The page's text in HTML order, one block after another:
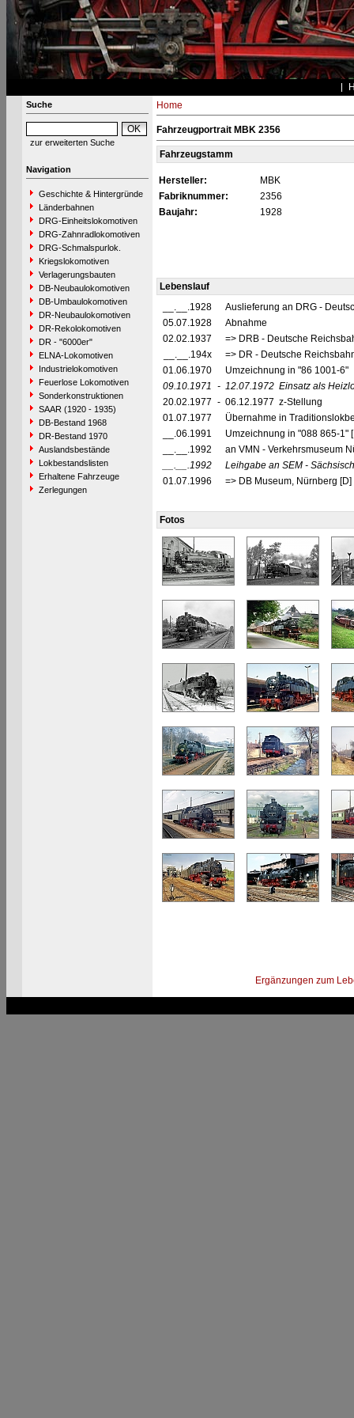
Suche
zur erweiterten Suche
Navigation
Geschichte & Hintergründe
Länderbahnen
DRG-Einheitslokomotiven
DRG-Zahnradlokomotiven
DRG-Schmalspurlok.
Kriegslokomotiven
Verlagerungsbauten
DB-Neubaulokomotiven
DB-Umbaulokomotiven
DR-Neubaulokomotiven
DR-Rekolokomotiven
DR - "6000er"
ELNA-Lokomotiven
Industrielokomotiven
Feuerlose Lokomotiven
Sonderkonstruktionen
SAAR (1920 - 1935)
DB-Bestand 1968
DR-Bestand 1970
Auslandsbestände
Lokbestandslisten
Erhaltene Fahrzeuge
Zerlegungen
Home
Fahrzeugportrait MBK 2356
Fahrzeugstamm
Hersteller:
MBK
Fabriknummer:
2356
Baujahr:
1928
Lebenslauf
__.__.1928
Auslieferung an DRG -
05.07.1928
Abnahme
02.02.1937
=> DRB - Deutsche
__.__.194x
=> DR - Deutsche
01.06.1970
Umzeichnung in "86 1001-6"
09.10.1971 - 12.07.1972 Einsatz als
20.02.1977 - 06.12.1977 z-Stellung
01.07.1977
Übernahme in
__.06.1991
Umzeichnung in "088 865-1"
__.__.1992
an VMN - Verkehrsmuseum
__.__.1992
Leihgabe an SEM -
01.07.1996
=> DB Museum, Nürnberg
Fotos
Ergänzungen zum